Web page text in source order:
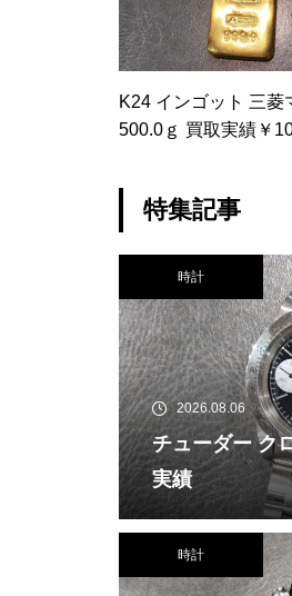
K24 インゴット 三菱
500.0ｇ 買取実績￥
特集記事
時計
2026.08.06
チューダー ク
実績
時計